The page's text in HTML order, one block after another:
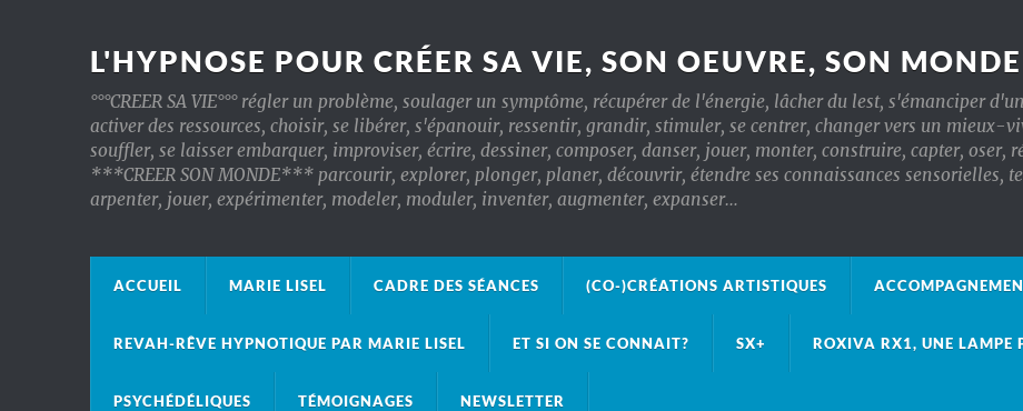
L'HYPNOSE POUR CRÉER SA VIE, SON OEUVRE, SON MONDE
°°°CREER SA VIE°°° régler un problème, soulager un symptôme, récupérer de l'énergie, lâcher du lest, s'émanciper
activer des ressources, choisir, se libérer, s'épanouir, ressentir, grandir, stimuler, se centrer, changer vers un mieux-
souffler, se laisser embarquer, improviser, écrire, dessiner, composer, danser, jouer, monter, construire, capter, oser,
***CREER SON MONDE*** parcourir, explorer, plonger, planer, découvrir, étendre ses connaissances sensorielles,
arpenter, jouer, expérimenter, modeler, moduler, inventer, augmenter, expanser…
ACCUEIL MARIE LISEL CADRE DES SÉANCES (CO-)CRÉATIONS ARTISTIQUES
REVAH-RÊVE HYPNOTIQUE PAR MARIE LISEL ET SI ON SE CONNAIT? SX+ ROXIVA RX1, UNE LAMPE
PSYCHÉDÉLIQUES TÉMOIGNAGES NEWSLETTER